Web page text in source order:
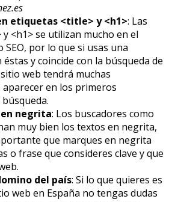
etiquetas <title> y <h1>: Las
<h1> se utilizan mucho en el
por lo que si usas una
y coincide con la búsqueda de
web tendrá muchas
aparecer en los primeros
negrita: Los buscadores como
muy bien los textos en negrita,
que marques en negrita
o frase que consideres clave y que
del país: Si lo que quieres es
web en España no tengas dudas